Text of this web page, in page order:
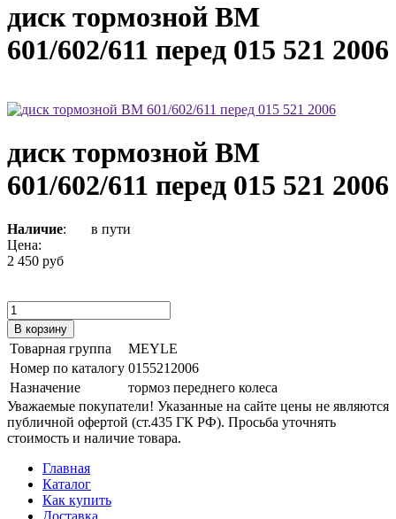
диск тормозной ВМ
601/602/611 перед 015 521 2006
диск тормозной ВМ
601/602/611 перед 015 521 2006
Наличие:
в пути
Цена:
2 450 руб
Товарная группа
MEYLE
Номер по каталогу 0155212006
Назначение
тормоз переднего колеса
Уважаемые покупатели! Указанные на сайте цены не являются
публичной офертой (ст.435 ГК РФ). Просьба уточнять
стоимость и наличие товара.
Главная
Каталог
Как купить
Доставка